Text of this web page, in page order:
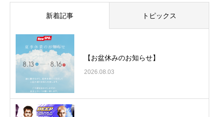
新着記事 トピックス
【お盆休みのお知らせ】
2026.08.03